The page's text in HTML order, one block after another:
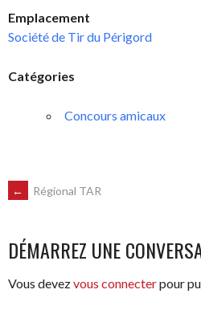
Emplacement
Société de Tir du Périgord
Catégories
Concours amicaux
NAVIGATION
DES
ARTICLES
← Régional TAR
DÉMARREZ UNE
Vous devezvous connecterpour